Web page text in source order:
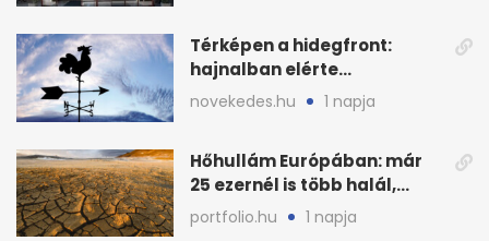
Térképen a hidegfront:
hajnalban elérte
Magyarország határát
novekedes.hu 1 napja
Hőhullám Európában: már
25 ezernél is több halál,
folytatódhat
portfolio.hu 1 napja